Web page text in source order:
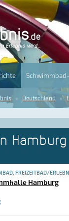
Deutschland
Hamburg
FREIZEITBAD/
Hamburg